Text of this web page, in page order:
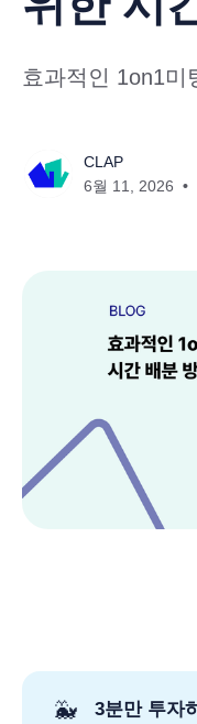
효과적인 1on1미
CLAP
6월 11, 2026
🐳
3분만 투자